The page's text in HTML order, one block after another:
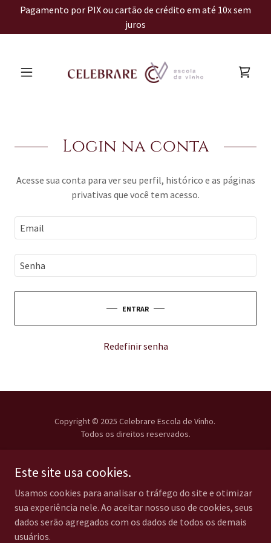
Pagamento por PIX ou cartão de crédito em até 10x sem
juros
Login na conta
Acesse sua conta para ver seu perfil, histórico e as páginas
privativas que você tem acesso.
ENTRAR
Redefinir senha
Copyright © 2025 Celebrare Escola de Vinho.
Todos os direitos reservados.
Termos e Condições
Política de Privacidade
Política de Cancelamento
Este site usa cookies.
Usamos cookies para analisar o tráfego do site e otimizar
sua experiência nele. Ao aceitar nosso uso de cookies, seus
dados serão agregados com os dados de todos os demais
usuários.